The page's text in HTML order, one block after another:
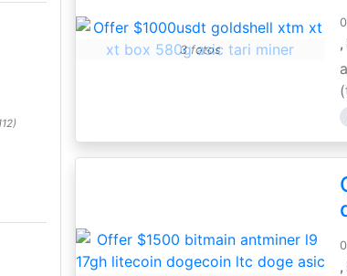
3 fotos ,
,